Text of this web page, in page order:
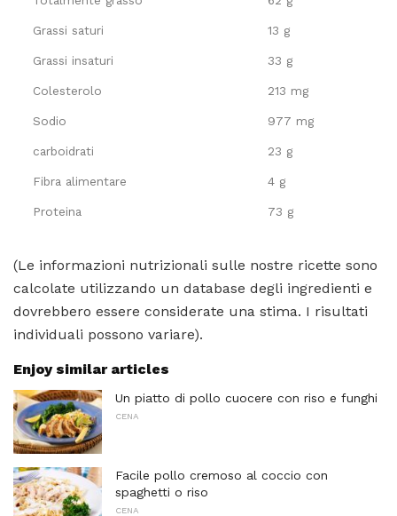
Grassi saturi 13 g
Grassi insaturi 33 g
Colesterolo 213 mg
Sodio 977 mg
carboidrati 23 g
Fibra alimentare 4 g
Proteina 73 g
(Le informazioni nutrizionali sulle nostre ricette sono
calcolate utilizzando un database degli ingredienti e
dovrebbero essere considerate una stima. I risultati
individuali possono variare).
Enjoy similar articles
Un piatto di pollo cuocere con riso e funghi
CENA
Facile pollo cremoso al coccio con
spaghetti o riso
CENA